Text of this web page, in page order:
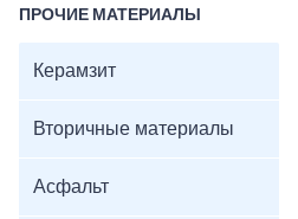
ПРОЧИЕ МАТЕРИАЛЫ
Керамзит
Вторичные материалы
Асфальт